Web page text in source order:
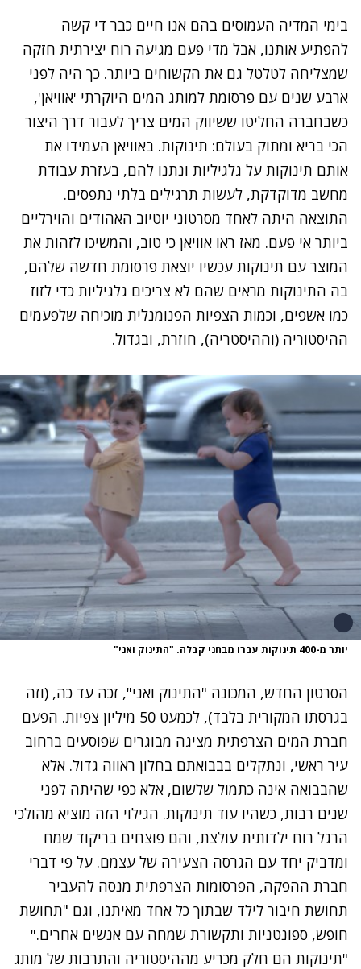
בימי המדיה העמוסים בהם אנו חיים כבר די קשה
להפתיע אותנו, אבל מדי פעם מגיעה רוח יצירתית חזקה
שמצליחה לטלטל גם את הקשוחים ביותר. כך היה לפני
ארבע שנים עם פרסומת למותג המים היוקרתי 'אוויאן',
כשבחברה החליטו ששיווק המים צריך לעבור דרך היצור
הכי בריא ומתוק בעולם: תינוקות. באוויאן העמידו את
אותם תינוקות על גלגיליות ונתנו להם, בעזרת עבודת
מחשב מדוקדקת, לעשות תרגילים בלתי נתפסים.
התוצאה היתה לאחד מסרטוני יוטיוב האהודים והוירליים
ביותר אי פעם. מאז ראו אוויאן כי טוב, והמשיכו לזהות את
המוצר עם תינוקות עכשיו יוצאת פרסומת חדשה שלהם,
בה התינוקות מראים שהם לא צריכים גלגיליות כדי לזוז
כמו אשפים, וכמות הצפיות הפנומנלית מוכיחה שלפעמים
ההיסטוריה (וההיסטריה), חוזרת, ובגדול.
יותר מ-400 תינוקות עברו מבחני קבלה. "התינוק ואני"
הסרטון החדש, המכונה "התינוק ואני", זכה עד כה, (וזה
בגרסתו המקורית בלבד), לכמעט 50 מיליון צפיות. הפעם
חברת המים הצרפתית מציגה מבוגרים שפוסעים ברחוב
עיר ראשי, ונתקלים בבבואתם בחלון ראווה גדול. אלא
שהבבואה אינה כתמול שלשום, אלא כפי שהיתה לפני
שנים רבות, כשהיו עוד תינוקות. הגילוי הזה מוציא מהולכי
הרגל רוח ילדותית עולצת, והם פוצחים בריקוד שמח
ומדביק יחד עם הגרסה הצעירה של עצמם. על פי דברי
חברת ההפקה, הפרסומות הצרפתית מנסה להעביר
תחושת חיבור לילד שבתוך כל אחד מאיתנו, וגם "תחושת
חופש, ספונטניות ותקשורת שמחה עם אנשים אחרים."
"תינוקות הם חלק מכריע מההיסטוריה והתרבות של מותג